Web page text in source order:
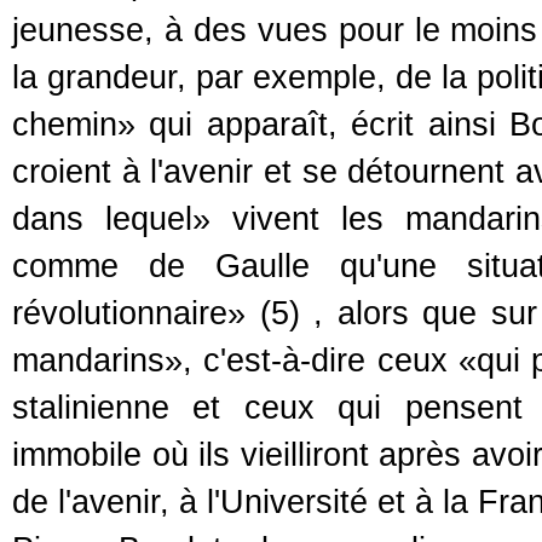
jeunesse, à des vues pour le
la grandeur, par exemple, de la
chemin» qui apparaît, écrit ainsi
croient à l'avenir et se détournent
dans lequel» vivent les
comme de Gaulle qu'une
révolutionnaire» (5) , alors que
mandarins», c'est-à-dire ceux
stalinienne et ceux qui
immobile où ils vieilliront après
de l'avenir, à l'Université et à la